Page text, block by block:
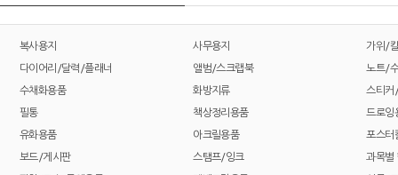
복사용지 사무용지 가위/
다이어리/달력/플래너 앨범/스크랩북 노트/
수채화용품 화방지류 스티커
필통 책상정리용품 드로잉
유화용품 아크릴용품 포스터
보드/게시판 스탬프/잉크 과목별